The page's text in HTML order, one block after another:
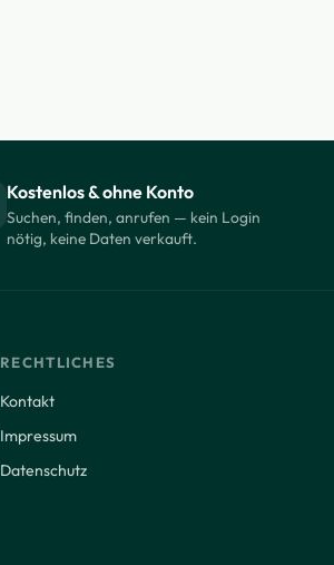
Kostenlos & ohne Konto
Suchen, finden, anrufen — kein Login
nötig, keine Daten verkauft.
RECHTLICHES
Kontakt
Impressum
Datenschutz